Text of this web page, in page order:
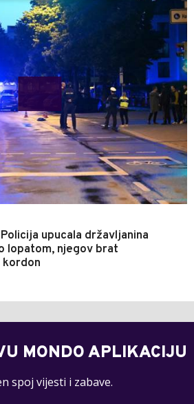
upucala državljanina
lopatom, njegov brat
MONDO APLIKACIJU
spoj vijesti i zabave.